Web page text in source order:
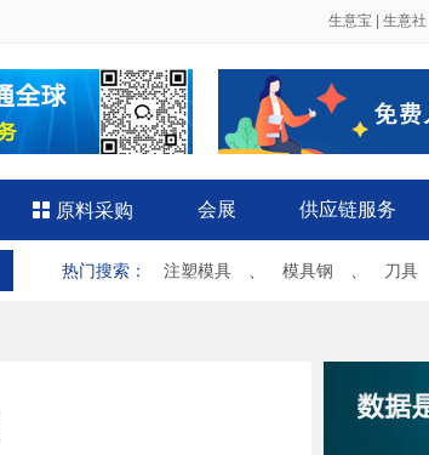
生意宝 生意社
 原料采购 会展 供应链服务
热门搜索 ： 注塑模具 模具钢 刀具